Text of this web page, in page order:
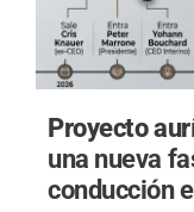
Proyecto
una nueva
conducción